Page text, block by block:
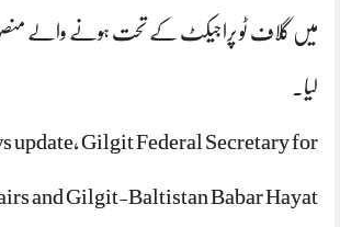
میں گلاف ٹو پراجیکٹ کے تحت ہونے والے
لیا۔
update, Gilgit Federal Secretary for
and Gilgit-Baltistan Babar Hayat